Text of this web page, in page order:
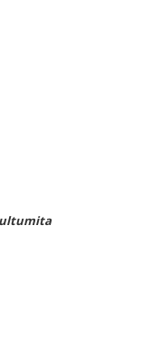
Foarte buna